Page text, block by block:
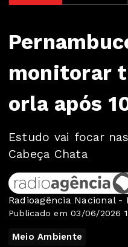
monitorar
orla após
Estudo vai focar
Cabeça Chata
Radioagência Nacional -
Publicado em 03/06/2026
Meio Ambiente